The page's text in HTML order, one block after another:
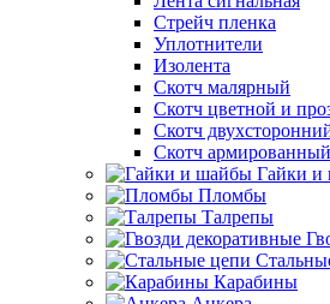
Стрейч пленка
Уплотнители
Изолента
Скотч малярный
Скотч цветной и
Скотч
Скотч
Гайки
Пломбы
Талрепы
Карабины